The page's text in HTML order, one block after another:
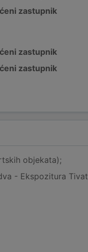
zastupnik
zastupnik
zastupnik
objekata);
- Ekspozitura Tivat